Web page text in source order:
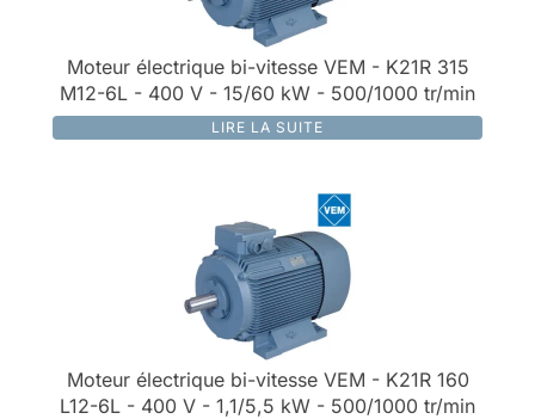
Moteur électrique bi-vitesse VEM - K21R 315
M12-6L - 400 V - 15/60 kW - 500/1000 tr/min
LIRE LA SUITE
Moteur électrique bi-vitesse VEM - K21R 160
L12-6L - 400 V - 1,1/5,5 kW - 500/1000 tr/min